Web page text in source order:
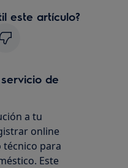
este artículo?
de
a tu
online
técnico para
Este